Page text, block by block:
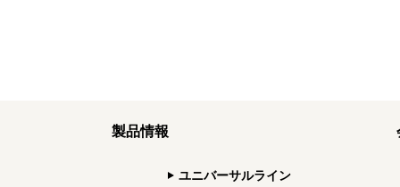
製品情報
ユニバーサルライン